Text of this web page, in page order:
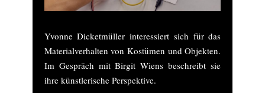
Yvonne Dicketmüller interessiert sich für das
Materialverhalten von Kostümen und Objekten.
Im Gespräch mit Birgit Wiens beschreibt sie
ihre künstlerische Perspektive.